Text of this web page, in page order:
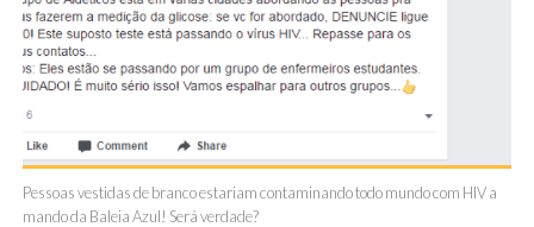
Pessoas vestidas de branco estariam contaminando todo mundo com HIV a
mando da Baleia Azul! Será verdade?